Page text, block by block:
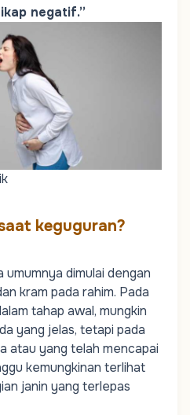
negatif.”
keguguran?
dimulai dengan
kram pada rahim. Pada
tahap awal, mungkin
yang jelas, tetapi pada
atau yang telah mencapai
kemungkinan terlihat
janin yang terlepas